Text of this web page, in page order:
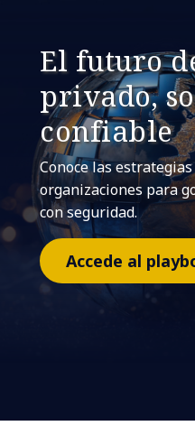
El futuro
privado,
confiable
Conoce las
organizaciones para
con seguridad.
Accede al